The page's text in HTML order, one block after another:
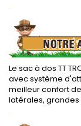
.
Le sac à dos TT
avec système
meilleur confort
latérales,
.